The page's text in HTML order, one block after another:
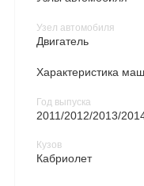
Узел автомобиля
Двигатель
Характеристика
Год выпуска
2011/2012/2013/
Кузов
Кабриолет